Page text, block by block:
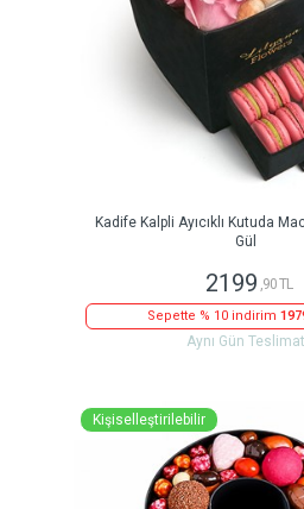
Kadife Kalpli Ayıcıklı Kutuda
Gül
2199 ,90 TL
Sepette % 10 indirim
Aynı Gün Teslimat
Kişiselleştirilebilir